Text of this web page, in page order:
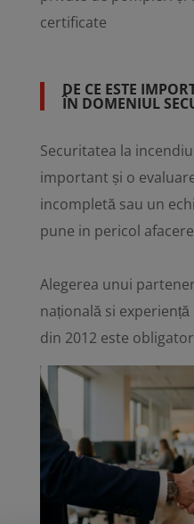
certificate
DE CE ESTE
ÎN DOMENIUL
Securitatea la
important și o
incompletă sau un
pune in pericol
Alegerea unui
națională si
din 2012 este